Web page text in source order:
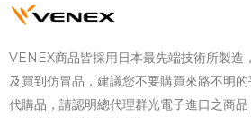
VENEX商品皆採用日本最先端技術所製造
及買到仿冒品，建議您不要購買來路不明
代購品，請認明總代理群光電子進口之商